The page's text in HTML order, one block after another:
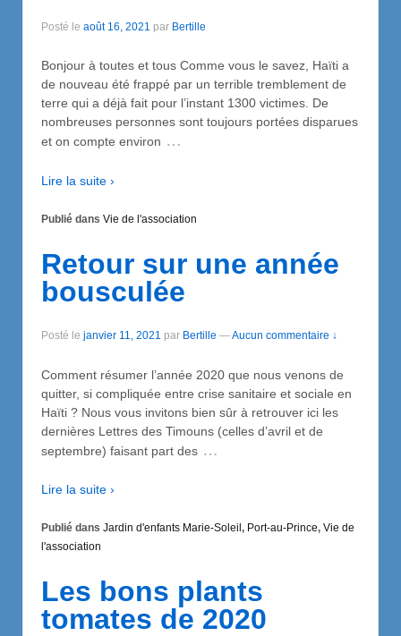
Posté le août 16, 2021 par Bertille
Bonjour à toutes et tous Comme vous le savez, Haïti a
de nouveau été frappé par un terrible tremblement de
terre qui a déjà fait pour l’instant 1300 victimes. De
nombreuses personnes sont toujours portées disparues
et on compte environ …
Lire la suite ›
Publié dans Vie de l'association
Retour sur une année
bousculée
Posté le janvier 11, 2021 par Bertille —Aucun commentaire ↓
Comment résumer l’année 2020 que nous venons de
quitter, si compliquée entre crise sanitaire et sociale en
Haïti ? Nous vous invitons bien sûr à retrouver ici les
dernières Lettres des Timouns (celles d’avril et de
septembre) faisant part des …
Lire la suite ›
Publié dans Jardin d'enfants Marie-Soleil , Port-au-Prince, Vie de
l'association
Les bons plants
tomates de 2020